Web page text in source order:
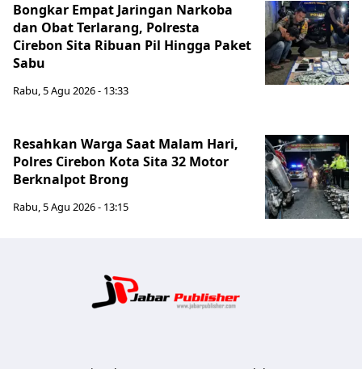
Bongkar Empat Jaringan Narkoba
dan Obat Terlarang, Polresta
Cirebon Sita Ribuan Pil Hingga Paket
Sabu
Rabu, 5 Agu 2026 - 13:33
Resahkan Warga Saat Malam Hari,
Polres Cirebon Kota Sita 32 Motor
Berknalpot Brong
Rabu, 5 Agu 2026 - 13:15